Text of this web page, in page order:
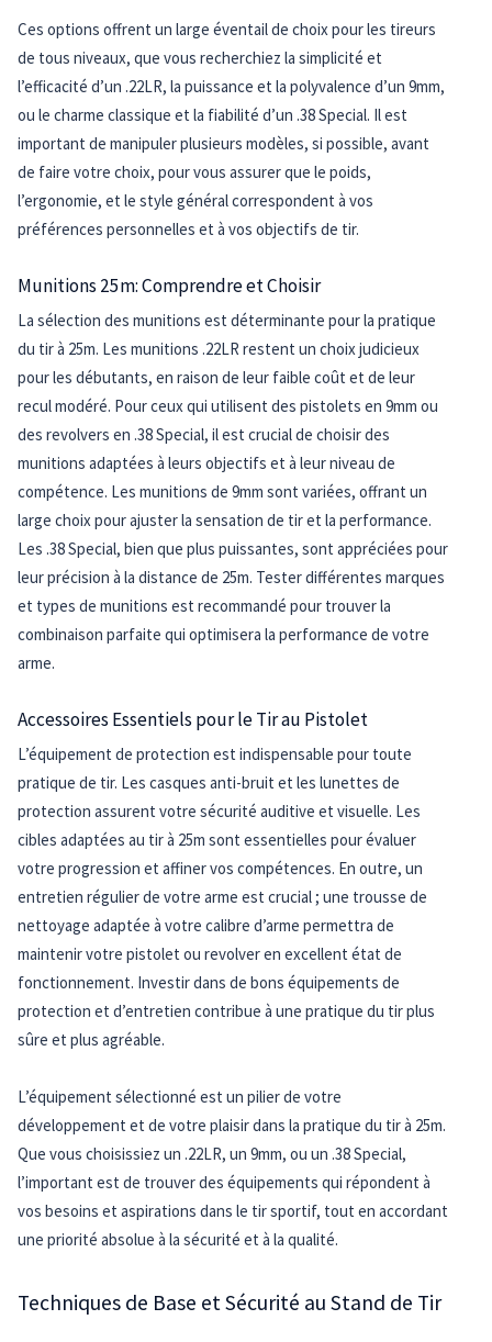
Ces options offrent un large éventail de choix pour les tireurs
de tous niveaux, que vous recherchiez la simplicité et
l’efficacité d’un .22LR, la puissance et la polyvalence d’un 9mm,
ou le charme classique et la fiabilité d’un .38 Special. Il est
important de manipuler plusieurs modèles, si possible, avant
de faire votre choix, pour vous assurer que le poids,
l’ergonomie, et le style général correspondent à vos
préférences personnelles et à vos objectifs de tir.
Munitions 25m: Comprendre et Choisir
La sélection des munitions est déterminante pour la pratique
du tir à 25m. Les munitions .22LR restent un choix judicieux
pour les débutants, en raison de leur faible coût et de leur
recul modéré. Pour ceux qui utilisent des pistolets en 9mm ou
des revolvers en .38 Special, il est crucial de choisir des
munitions adaptées à leurs objectifs et à leur niveau de
compétence. Les munitions de 9mm sont variées, offrant un
large choix pour ajuster la sensation de tir et la performance.
Les .38 Special, bien que plus puissantes, sont appréciées pour
leur précision à la distance de 25m. Tester différentes marques
et types de munitions est recommandé pour trouver la
combinaison parfaite qui optimisera la performance de votre
arme.
Accessoires Essentiels pour le Tir au Pistolet
L’équipement de protection est indispensable pour toute
pratique de tir. Les casques anti-bruit et les lunettes de
protection assurent votre sécurité auditive et visuelle. Les
cibles adaptées au tir à 25m sont essentielles pour évaluer
votre progression et affiner vos compétences. En outre, un
entretien régulier de votre arme est crucial ; une trousse de
nettoyage adaptée à votre calibre d’arme permettra de
maintenir votre pistolet ou revolver en excellent état de
fonctionnement. Investir dans de bons équipements de
protection et d’entretien contribue à une pratique du tir plus
sûre et plus agréable.
L’équipement sélectionné est un pilier de votre
développement et de votre plaisir dans la pratique du tir à 25m.
Que vous choisissiez un .22LR, un 9mm, ou un .38 Special,
l’important est de trouver des équipements qui répondent à
vos besoins et aspirations dans le tir sportif, tout en accordant
une priorité absolue à la sécurité et à la qualité.
Techniques de Base et Sécurité au Stand de Tir